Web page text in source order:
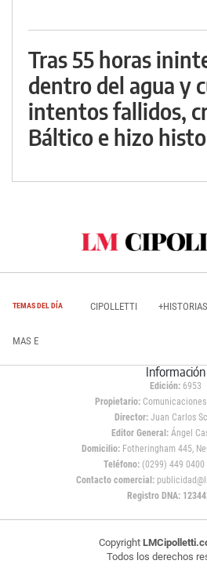
Tras 55 horas
dentro del agua y
intentos fallidos,
Báltico e hizo
TEMAS DEL DÍA CIPOLLETTI +HISTORIAS
MAS E
Información
Edición: 6953
Propietario:Comunicaciones
Director: Juan Carlos
Editor General:Ángel
Domicilio:Fotheringham 445,
Teléfono: (0299) 449
Contacto comercial:
Registro DNA:
Copyright
Todos los derechos